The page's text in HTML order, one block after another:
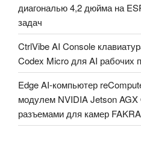
диагональю 4,2 дюйма на
задач
CtrlVibe AI Console
Codex Micro для AI рабочих
Edge AI-компьютер
модулем NVIDIA Jetson
разъемами для камер FAKRA